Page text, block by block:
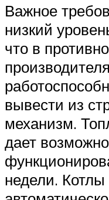
Важное
низкий
что в
вывести из
механизм.
дает
недели.